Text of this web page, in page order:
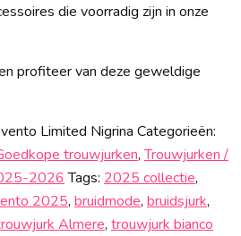
die voorradig zijn in onze
profiteer van deze geweldige
Limited Nigrina Categorieën:
trouwjurken,Trouwjurken /
2026 Tags: 2025 collectie,
2025, bruidmode, bruidsjurk,
Almere, trouwjurk bianco